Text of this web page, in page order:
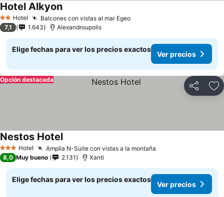
2 Estrellas
Hotel Balcones con vistas al mar EgeoVer precios
Hotel AlkyonVer precios
7,1 1.643 Alexandroupolis
Elige fechas para ver los precios exactos
Ver precios
Compartir
Opción destacada
3 Estrellas
Hotel Amplia N-Suite con vistas a la montaña
Nestos HotelVer precios
8,0 Muy bueno 2.131 Xanti
Elige fechas para ver los precios exactos
Ver precios